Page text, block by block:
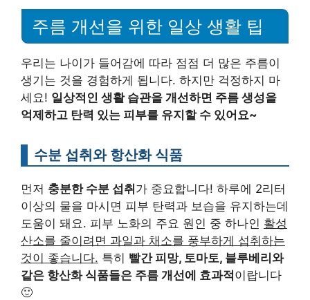
주름 개선을 위한 일상 생활 팁
우리는 나이가 들어감에 따라 점점 더 많은 주름이
생기는 것을 경험하게 됩니다. 하지만 걱정하지 마
세요! 일상적인 생활 습관을 개선하면 주름 생성을
억제하고 탄력 있는 피부를 유지할 수 있어요~
수분 섭취와 항산화 식품
먼저 충분한 수분 섭취 가 중요합니다! 하루에 2리터
이상의 물을 마시면 피부 탄력과 보습을 유지하는데
도움이 돼요. 피부 노화의 주요 원인 중 하나인 활성
산소를 줄이려면 과일과 채소를 풍부하게 섭취하는
것이 좋습니다. 특히 빨간 피망, 토마토, 블루베리와
같은 항산화 식품들은 주름 개선에 효과적 이랍니다
🙂